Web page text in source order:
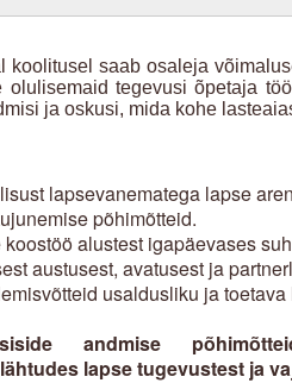
koolitusel saab osaleja
olulisemaid tegevusi õpetaja
ja oskusi, mida kohe
lapsevanematega lapse
põhimõtteid.
alustest igapäevases
austusest, avatusest ja
usaldusliku ja
andmise
lapse tugevustest ja